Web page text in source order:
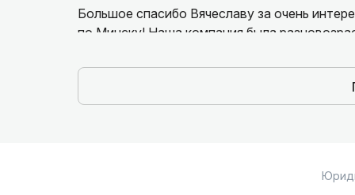
Большое спасибо Вячеславу за очень
по Минску! Наша компания была
именно у Вячеслава. Рекомендую от всей